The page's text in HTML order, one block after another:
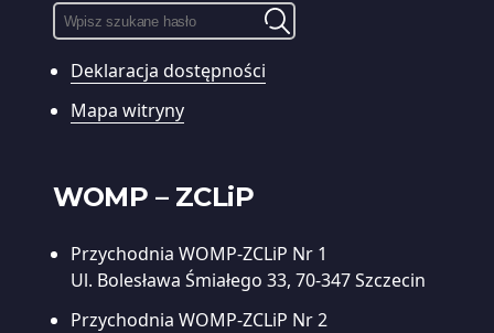
Wyszukiwarka
treści
Pole
wyszukiwania:
Deklaracja dostępności
Mapa witryny
WOMP – ZCLiP
Przychodnia WOMP-ZCLiP Nr 1
Ul. Bolesława Śmiałego 33, 70-347 Szczecin
Przychodnia WOMP-ZCLiP Nr 2